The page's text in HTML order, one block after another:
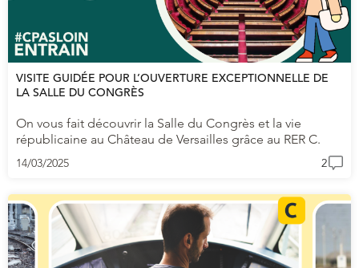
VISITE GUIDÉE POUR L’OUVERTURE EXCEPTIONNELLE DE
LA SALLE DU CONGRÈS
On vous fait découvrir la Salle du Congrès et la vie
républicaine au Château de Versailles grâce au RER C.
14/03/2025 2